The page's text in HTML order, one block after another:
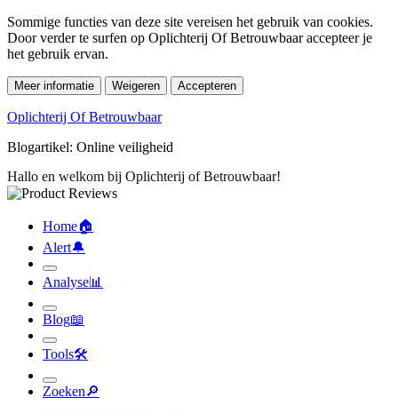
Sommige functies van deze site vereisen het gebruik van cookies.
Door verder te surfen op Oplichterij Of Betrouwbaar accepteer je
het gebruik ervan.
Meer informatie Weigeren Accepteren
Oplichterij Of Betrouwbaar
Blogartikel: Online veiligheid
Alert🔔︎
Analyse
Blog
Tools
Zoeken